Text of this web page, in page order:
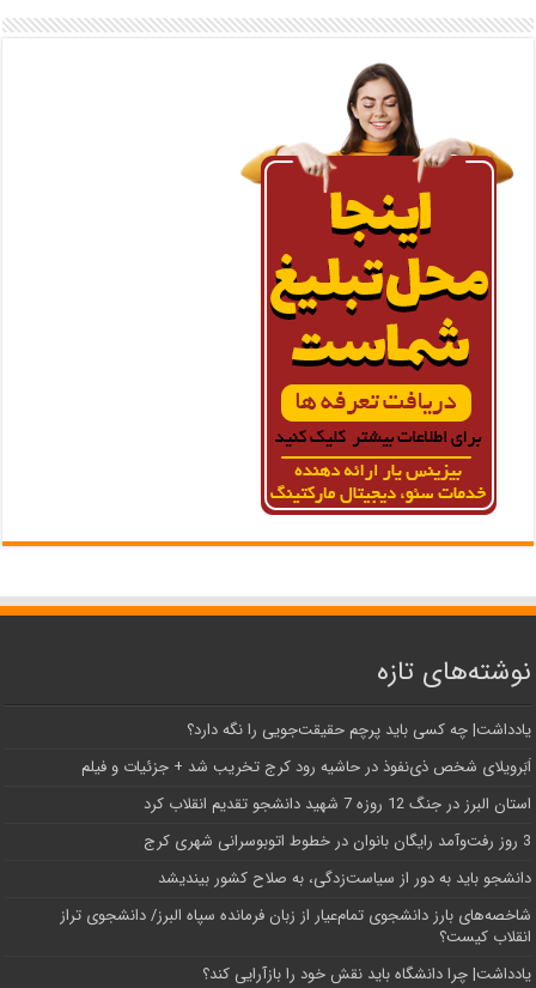
نوشته‌های تازه
یادداشت| ‌چه کسی باید پرچم حقیقت‌جویی را نگه دارد؟
اَبَر‌ویلای شخص ذی‌نفوذ در حاشیه‌ رود کرج تخریب شد + جزئیات و فیلم
استان البرز در جنگ 12 روزه 7 شهید دانشجو تقدیم انقلاب کرد
3 روز رفت‌وآمد رایگان بانوان در خطوط اتوبوسرانی شهری کرج
دانشجو باید به دور از سیاست‌زدگی، به صلاح کشور بیندیشد
شاخصه‌های بارز دانشجوی تمام‌عیار از زبان فرمانده سپاه البرز/ دانشجوی تراز
انقلاب کیست؟
یادداشت| چرا دانشگاه باید نقش خود را بازآرایی کند؟